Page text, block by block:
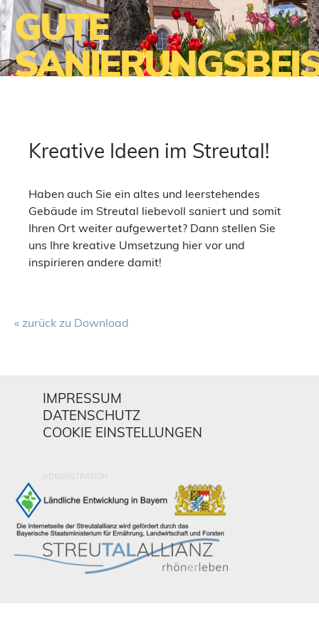
GUTE
Kreative Ideen im Streutal!
Haben auch Sie ein altes und leerstehendes
Gebäude im Streutal liebevoll saniert und somit
Ihren Ort weiter aufgewertet? Dann stellen Sie
uns Ihre kreative Umsetzung hier vor und
inspirieren andere damit!
« zurück zu Download
IMPRESSUM
DATENSCHUTZ
COOKIE EINSTELLUNGEN
ADMINISTRATION